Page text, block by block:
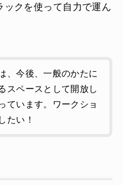
クを使って自力で運ん
、今後、一般のかたに
スペースとして開放し
ています。ワークショ
たい！